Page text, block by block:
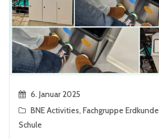
6. Januar 2025
BNE Activities, Fachgruppe Erdkunde
Schule